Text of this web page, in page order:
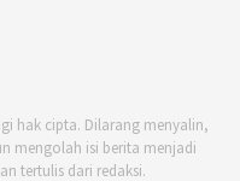
hak cipta. Dilarang menyalin,
mengolah isi berita menjadi
tertulis dari redaksi.